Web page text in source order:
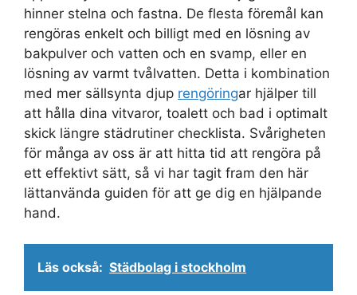
hinner stelna och fastna. De flesta föremål kan
rengöras enkelt och billigt med en lösning av
bakpulver och vatten och en svamp, eller en
lösning av varmt tvålvatten. Detta i kombination
med mer sällsynta djup rengöringar hjälper till
att hålla dina vitvaror, toalett och bad i optimalt
skick längre städrutiner checklista. Svårigheten
för många av oss är att hitta tid att rengöra på
ett effektivt sätt, så vi har tagit fram den här
lättanvända guiden för att ge dig en hjälpande
hand.
Läs också: Städbolag i stockholm